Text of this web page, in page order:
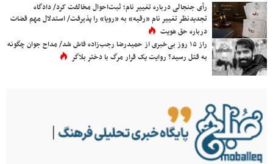
رأی جنجالی درباره تغییر نام؛ ثبت‌احوال مخالفت کرد/ دادگاه
تجدیدنظر تغییر نام «رقیه» به «رویا» را پذیرفت/ استدلال مهم قضات
درباره حق هویت
راز ۱۵ روز بی‌خبری از حمیدرضا رجب‌زاده فاش شد/ مداح جوان چگونه
به قتل رسید؟ روایت یک قرار مرگ با دختر بلاگر